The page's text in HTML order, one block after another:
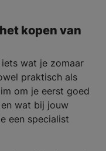
kopen van
wat je zomaar
praktisch als
om je eerst goed
wat bij jouw
een specialist